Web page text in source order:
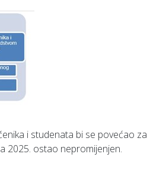
i studenata bi se povećao za
2025. ostao nepromijenjen.